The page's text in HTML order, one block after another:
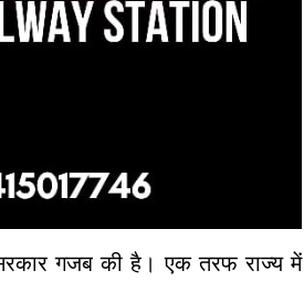
गजब की है। एक तरफ राज्य में